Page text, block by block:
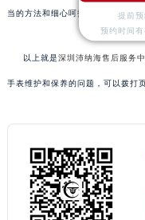
当的方法和细心呵护，可以延长手
以上就是深圳沛纳海售后服务
手表维护和保养的问题，可以拨打
提前
预约时间